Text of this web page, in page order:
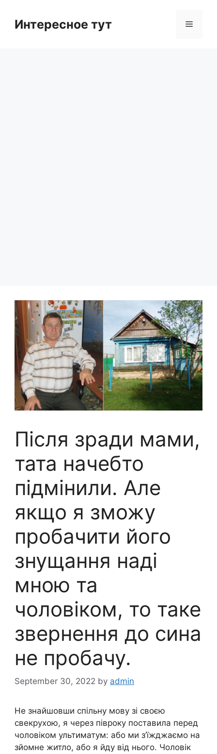
contentИнтересное тут Menu
Після зради мами,
тата начебто
підмінили. Але
якщо я зможу
пробачити його
знущання наді
мною та
чоловіком, то таке
звернення до сина
не пробачу.
September 30, 2022 by admin
Не знайшовши спільну мову зі своєю
свекрухою, я через півроку поставила перед
чоловіком ультиматум: або ми з’їжджаємо на
зйомне житло, або я йду від нього. Чоловік